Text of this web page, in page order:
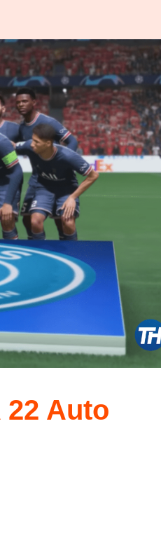
22 Auto